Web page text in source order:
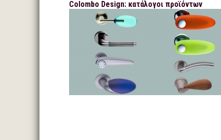
Colombo Design: κατάλογοι προϊόντων